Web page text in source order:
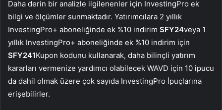
Daha derin bir analizle ilgilenenler için InvestingPro ek
bilgi ve ölçümler sunmaktadır. Yatırımcılara 2 yıllık
InvestingPro+ aboneliğinde ek %10 indirim SFY24veya 1
yıllık InvestingPro+ aboneliğinde ek %10 indirim için
SFY241Kupon kodunu kullanarak, daha bilinçli yatırım
kararları vermenize yardımcı olabilecek WAVD için 10 ipucu
da dahil olmak üzere çok sayıda InvestingPro İpuçlarına
erişebilirler.